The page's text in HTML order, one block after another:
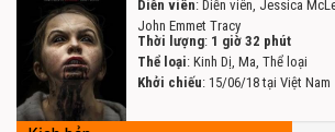
Diễn viên: Diễn viên, Jessica
John Emmet Tracy
Thời lượng: 1 giờ 32 phút
Thể loại: Kinh Dị, Ma, Thể loại
Khởi chiếu: 15/06/18 tại Việt Nam